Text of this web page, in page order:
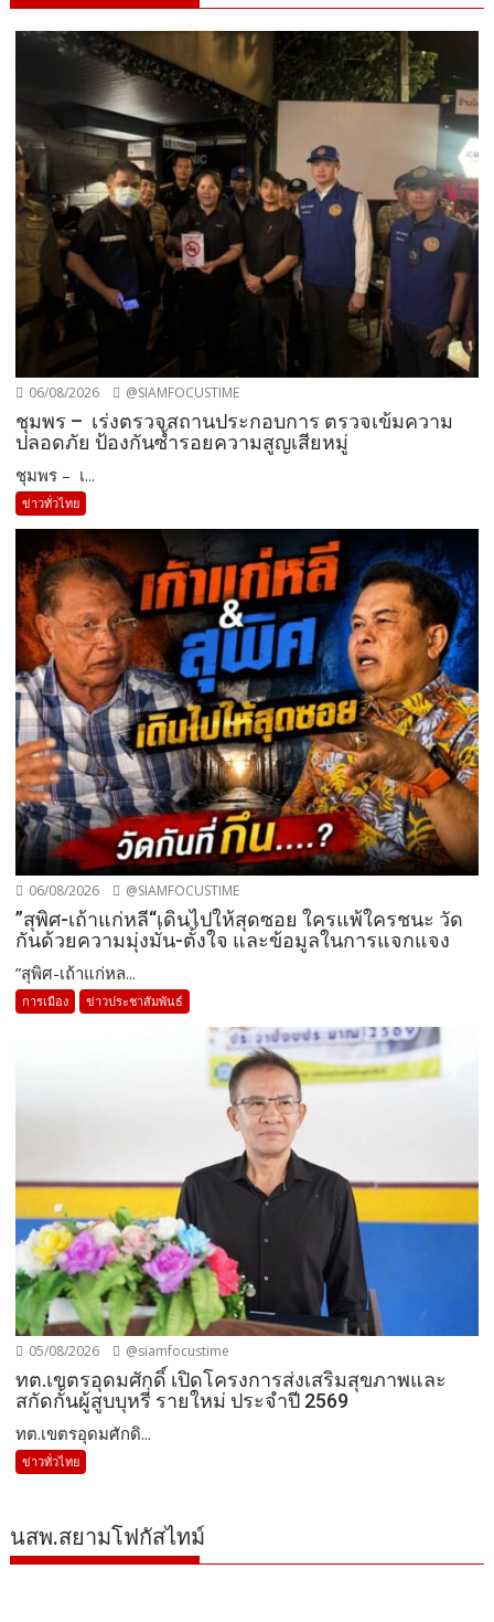
06/08/2026 @SIAMFOCUSTIME
ชุมพร – เร่งตรวจสถานประกอบการ ตรวจเข้มความ
ปลอดภัย ป้องกันซ้ำรอยความสูญเสียหมู่
ชุมพร – เ...
ข่าวทั่วไทย
06/08/2026 @SIAMFOCUSTIME
”สุพิศ-เถ้าแก่หลี“เดินไปให้สุดซอย ใครแพ้ใครชนะ วัด
กันด้วยความมุ่งมั่น-ตั้งใจ และข้อมูลในการแจกแจง
”สุพิศ-เถ้าแก่หล...
การเมือง ข่าวประชาสัมพันธ์
05/08/2026 @siamfocustime
ทต.เขตรอุดมศักดิ์ เปิดโครงการส่งเสริมสุขภาพและ
สกัดกั้นผู้สูบบุหรี่ รายใหม่ ประจำปี 2569
ทต.เขตรอุดมศักดิ...
ข่าวทั่วไทย
นสพ.สยามโฟกัสไทม์